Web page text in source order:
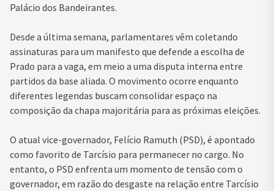
Palácio dos Bandeirantes.
Desde a última semana, parlamentares vêm coletando
assinaturas para um manifesto que defende a escolha de
Prado para a vaga, em meio a uma disputa interna entre
partidos da base aliada. O movimento ocorre enquanto
diferentes legendas buscam consolidar espaço na
composição da chapa majoritária para as próximas eleições.
O atual vice-governador, Felício Ramuth (PSD), é apontado
como favorito de Tarcísio para permanecer no cargo. No
entanto, o PSD enfrenta um momento de tensão com o
governador, em razão do desgaste na relação entre Tarcísio